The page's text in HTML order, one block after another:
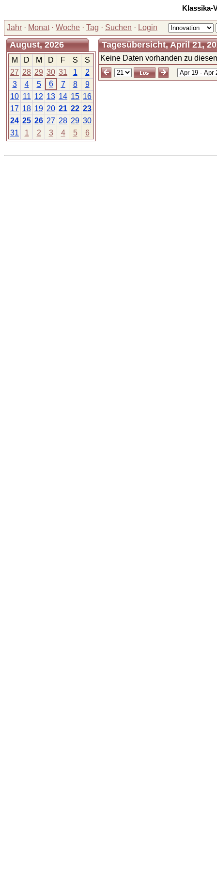
Klassika-
Jahr · Monat· Woche · Tag · Suchen · Login
August, 2026
M D M D F S
S
27 28 29 30 31 1
2
3
4 5 6 7 8
9
10 11 12 13 14 15 16
17 18 19 20 21 22 23
24 25 26 27 28 29 30
31
1 2 3 4 5 6
Tagesübersicht, April 21,
Keine Daten vorhanden zu